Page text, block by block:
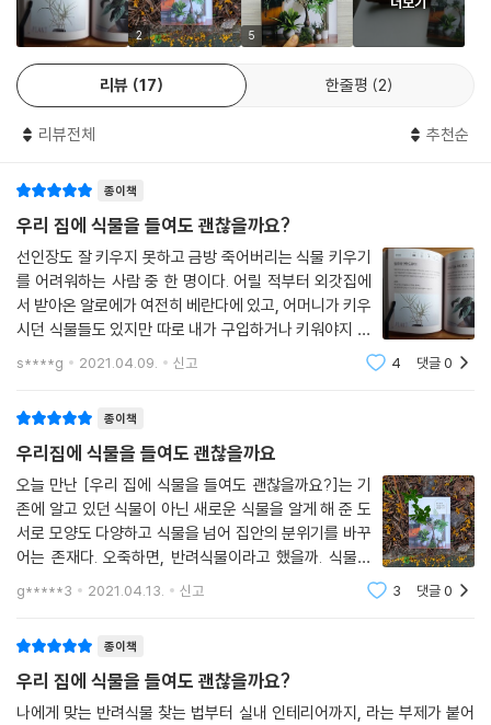
네오레겔리아 릴라
파키포디움 그락실리스
파키포디움 브레비카울레
플라티케리움 알시코르네 마다가스카르
플라티케리움 윌링키
플라티케리움 리들리
피쿠스 엘라스티카 아폴로
피쿠스 엘라스티카 진
피쿠스 트리안굴라리스
피쿠스 페티올라리스
피쿠스 벵갈렌시스
필로덴드론 안드레아눔
필로덴드론 탱고
후페르지아 스쿠아로사
필로덴드론 빌리에티에
브리에세아 레드체스트넛
프로테아 줄리엣
헤테로파낙스 프라그란스
미메테스 쿠쿨라투스 크래커잭 레드
유카 로스트라타
렉스 베고니아
레데보우리아 소키알리스 비올라세아
산세베리아는 줄기 전체에 수분을 저장하기 때문에 물을 자주 주지 못해도
괜찮다. 겨울 등에 물을 너무 많이 주면 뿌리가 썩으니 주의! 해가 잘 닿지
않는 곳에도 두어도 괜찮지만, 예쁘게 자라길 원한다면 빛을 골고루 쬐어
주어야 한쪽으로 치우치지 않게 자란다.
* 아이나 동물이 있어서 또 벌레가 생길까봐 흙이 있는 화분이 별로라면,
틸란드시아는 에어플랜트라고도 하는데, 잎과 줄기 전체로 수분을 흡수하
며 자라기 때문에 흙이 필요 없다. 물은 분무기 등으로 흠뻑 젖도록 뿌려 주
고, 물러지지 않도록 바람을 쐬어 주어야 한다. 봄에서 가을까지는 일주일
에 두세 번 이상, 겨울에는 주 1회 정도가 대략적인 기준이다.
* 집안 인테리어로 포인트가 되는 독특한 식물을 찾는다면, 괴근식물
주로 아프리카 마다가스카르가 원산지로, 가혹하리만치 건조한 환경에 적
는 물을 주지 않아도 괜찮다. 수입해 온 개체는 아직 뿌리가 내리지 않은 상
태로 유통되기도 하기 때문에 구입할 때 매장에 꼭 확인하자.
* 관엽식물을 키우고 싶어도 공간이 없거나 해가 잘 들지 않아서, 또는 아
기나 동물이 있어서, 바빠서 물 줄 시간이 없어서 망설인다면, 이끼 테라리
움
물은 몇 주에 한 번씩 주면 되고, 내음성이 강해 어둑한 방이라도 문제없다.
이 책 안에는 더 많은 식물과 식물을 잘 키울 수 있는 정보가 가득 담겨 있
다. 물론 이 정보만으로 무조건 식물을 잘 키울 수 있는 것은 아닐 것이다.
하지만 식물을 집에 들이기로 마음먹었다면, 기본적인 지식 정도는 숙지하
자. 그래야 식물에 문제가 생길 때 적당한 처치를 할 수 있을 것이다. 이 책
2 5
리뷰 17 한줄평 2
리뷰전체 추천순
종이책
우리 집에 식물을 들여도 괜찮을까요?
선인장도 잘 키우지 못하고 금방 죽어버리는 식물 키우기
를 어려워하는 사람 중 한 명이다. 어릴 적부터 외갓집에
서 받아온 알로에가 여전히 베란다에 있고, 어머니가 키우
시던 식물들도 있지만 따로 내가 구입하거나 키워야지 했
던 식물은 없다. 반면 다른 가족들은 다육이와 식물 키우
기를 좋아하기 때문에 이 책이 식물 키우기를 어려워하는
s****g 2021.04.09. 신고 4 댓글0
종이책
우리집에 식물을 들여도 괜찮을까요
오늘 만난 [우리 집에 식물을 들여도 괜찮을까요?]는 기
존에 알고 있던 식물이 아닌 새로운 식물을 알게 해 준 도
서로 모양도 다양하고 식물을 넘어 집안의 분위기를 바꾸
어는 존재다. 오죽하면, 반려식물이라고 했을까. 식물을
잘 키우지 못하는 나에게 요즘 만나는 식물 관련 도서는
그래도 용기를 주고 있다. 이 책은 식물에 대한 전체적인
g*****3 2021.04.13. 신고 3 댓글0
종이책
우리 집에 식물을 들여도 괜찮을까요?
나에게 맞는 반려식물 찾는 법부터 실내 인테리어까지, 라는 부제가 붙어